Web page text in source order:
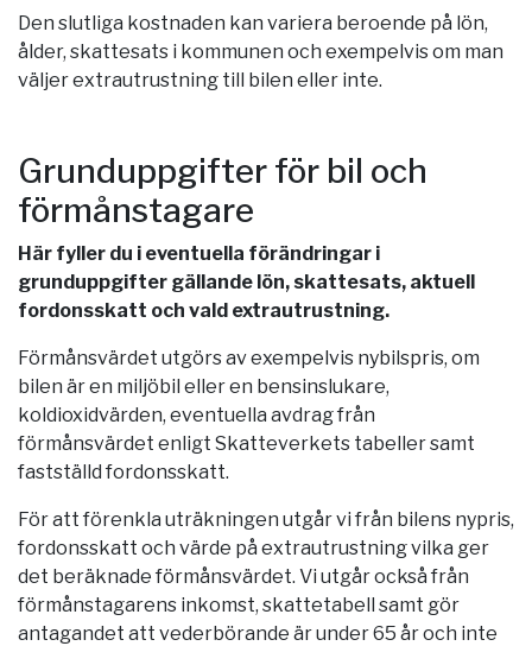
Den slutliga kostnaden kan variera beroende på lön,
ålder, skattesats i kommunen och exempelvis om man
väljer extrautrustning till bilen eller inte.
Grunduppgifter för bil och
förmånstagare
Här fyller du i eventuella förändringar i
grunduppgifter gällande lön, skattesats, aktuell
fordonsskatt och vald extrautrustning.
Förmånsvärdet utgörs av exempelvis nybilspris, om
bilen är en miljöbil eller en bensinslukare,
koldioxidvärden, eventuella avdrag från
förmånsvärdet enligt Skatteverkets tabeller samt
fastställd fordonsskatt.
För att förenkla uträkningen utgår vi från bilens nypris,
fordonsskatt och värde på extrautrustning vilka ger
det beräknade förmånsvärdet. Vi utgår också från
förmånstagarens inkomst, skattetabell samt gör
antagandet att vederbörande är under 65 år och inte